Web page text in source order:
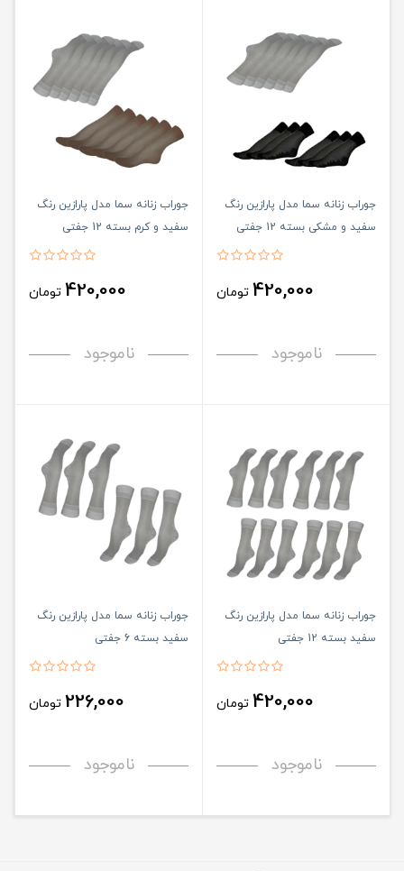
جوراب زنانه سما مدل پارازین رنگ
سفید و مشکی بسته 12 جفتی
420,000 تومان
ناموجود
جوراب زنانه سما مدل پارازین رنگ
سفید و کرم بسته 12 جفتی
420,000 تومان
ناموجود
جوراب زنانه سما مدل پارازین رنگ
سفید بسته 12 جفتی
420,000 تومان
ناموجود
جوراب زنانه سما مدل پارازین رنگ
سفید بسته 6 جفتی
226,000 تومان
ناموجود